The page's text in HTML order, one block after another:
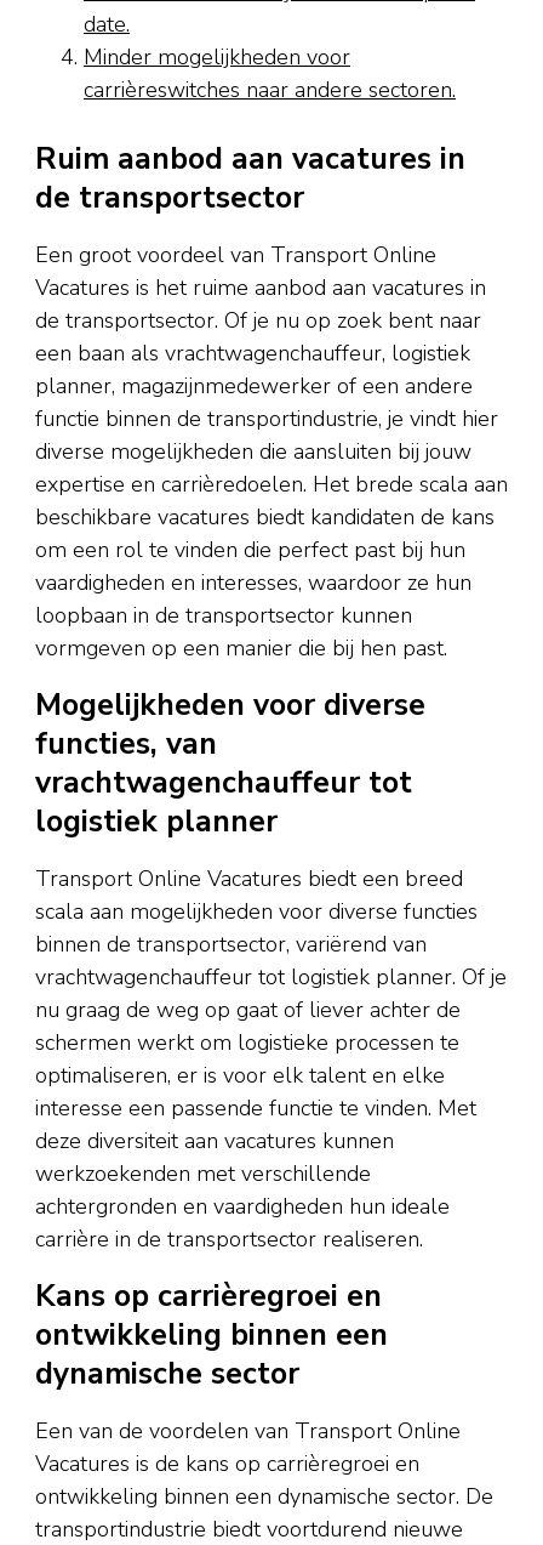
date.
Minder mogelijkheden voor
carrièreswitches naar andere sectoren.
Ruim aanbod aan vacatures in
de transportsector
Een groot voordeel van Transport Online
Vacatures is het ruime aanbod aan vacatures in
de transportsector. Of je nu op zoek bent naar
een baan als vrachtwagenchauffeur, logistiek
planner, magazijnmedewerker of een andere
functie binnen de transportindustrie, je vindt hier
diverse mogelijkheden die aansluiten bij jouw
expertise en carrièredoelen. Het brede scala aan
beschikbare vacatures biedt kandidaten de kans
om een rol te vinden die perfect past bij hun
vaardigheden en interesses, waardoor ze hun
loopbaan in de transportsector kunnen
vormgeven op een manier die bij hen past.
Mogelijkheden voor diverse
functies, van
vrachtwagenchauffeur tot
logistiek planner
Transport Online Vacatures biedt een breed
scala aan mogelijkheden voor diverse functies
binnen de transportsector, variërend van
vrachtwagenchauffeur tot logistiek planner. Of je
nu graag de weg op gaat of liever achter de
schermen werkt om logistieke processen te
optimaliseren, er is voor elk talent en elke
interesse een passende functie te vinden. Met
deze diversiteit aan vacatures kunnen
werkzoekenden met verschillende
achtergronden en vaardigheden hun ideale
carrière in de transportsector realiseren.
Kans op carrièregroei en
ontwikkeling binnen een
dynamische sector
Een van de voordelen van Transport Online
Vacatures is de kans op carrièregroei en
ontwikkeling binnen een dynamische sector. De
transportindustrie biedt voortdurend nieuwe